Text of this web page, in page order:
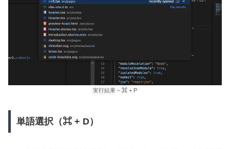
実行結果 – ⌘ + P
単語選択（⌘ + D）